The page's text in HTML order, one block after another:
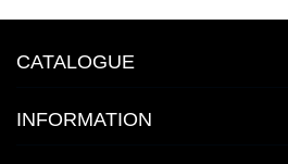
CATALOGUE
INFORMATION